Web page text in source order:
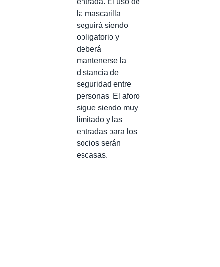
entrada. El uso de
la mascarilla
seguirá siendo
obligatorio y
deberá
mantenerse la
distancia de
seguridad entre
personas. El aforo
sigue siendo muy
limitado y las
entradas para los
socios serán
escasas.